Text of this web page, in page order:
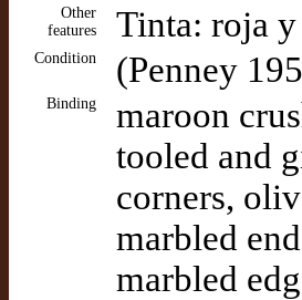
Other
features
Tinta: roja
Condition (Penney
Binding
maroon
tooled and
corners,
marbled
marbled